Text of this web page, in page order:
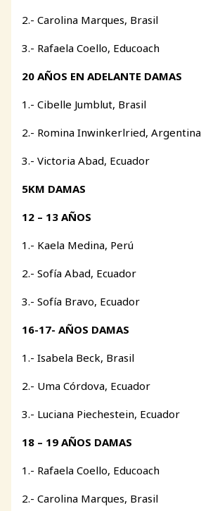
2.- Carolina Marques, Brasil
3.- Rafaela Coello, Educoach
20 AÑOS EN ADELANTE DAMAS
1.- Cibelle Jumblut, Brasil
2.- Romina Inwinkerlried, Argentina
3.- Victoria Abad, Ecuador
5KM DAMAS
12 – 13 AÑOS
1.- Kaela Medina, Perú
2.- Sofía Abad, Ecuador
3.- Sofía Bravo, Ecuador
16-17- AÑOS DAMAS
1.- Isabela Beck, Brasil
2.- Uma Córdova, Ecuador
3.- Luciana Piechestein, Ecuador
18 – 19 AÑOS DAMAS
1.- Rafaela Coello, Educoach
2.- Carolina Marques, Brasil